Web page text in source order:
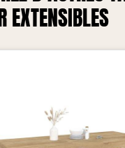
EXTENSIBLES